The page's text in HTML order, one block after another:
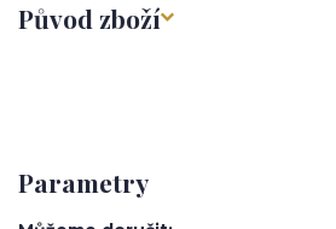
Původ zboží
Parametry